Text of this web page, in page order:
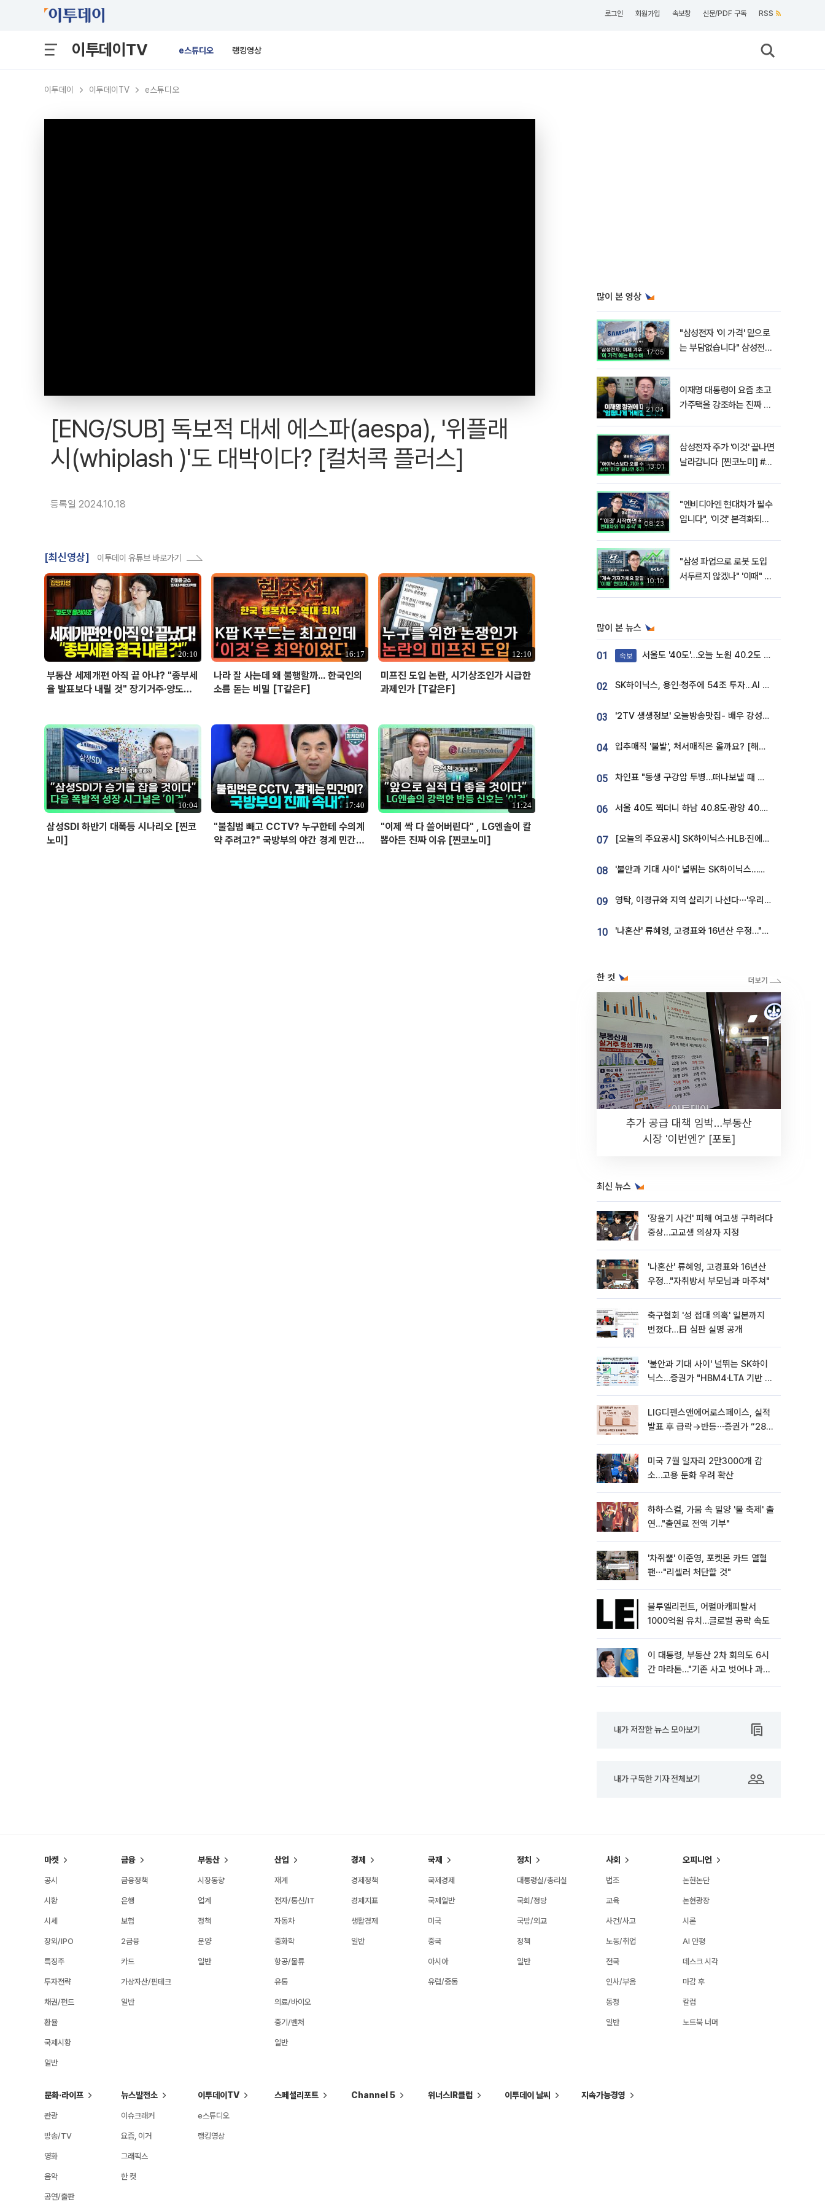
로그인 회원가입 속보창 신문/PDF 구독 RSS
이투데이TV e스튜디오 랭킹영상
이투데이 이투데이TV e스튜디오
[ENG/SUB] 독보적 대세 에스파(aespa), '위플래
시(whiplash )'도 대박이다? [컬처콕 플러스]
등록일 2024.10.18
[최신영상] 이투데이 유튜브 바로가기
20:10
부동산 세제개편 아직 끝 아냐? "종부세
율 발표보다 내릴 것" 장기거주·양도세
16:17
나라 잘 사는데 왜 불행할까... 한국인의
소름 돋는 비밀 [T같은F]
12:10
미프진 도입 논란, 시기상조인가 시급한
과제인가 [T같은F]
10:04
삼성SDI 하반기 대폭등 시나리오 [찐코
노미]
17:40
"불침범 빼고 CCTV? 누구한테 수의계
약 주려고?" 국방부의 야간 경계 민간
11:24
"이제 싹 다 쓸어버린다" , LG엔솔이 칼
뽑아든 진짜 이유 [찐코노미]
많이 본 영상
17:05
"삼성전자 '이 가격' 밑으로
는 부담없습니다" 삼성전자
21:04
이재명 대통령이 요즘 초고
가주택을 강조하는 진짜 이
13:01
삼성전자 주가 '이것' 끝나면
날라갑니다 [찐코노미] #반
08:23
"엔비디아엔 현대차가 필수
입니다", '이것' 본격화되면
10:10
"삼성 파업으로 로봇 도입
서두르지 않겠나" '이때" 현
많이 본 뉴스
01 속보 서울도 '40도'…오늘 노원 40.2도 기록
02 SK하이닉스, 용인·청주에 54조 투자…AI 메모리 생산기지 키운다
03 '2TV 생생정보' 오늘방송맛집- 배우 강성진 단골! 쌀국수ㆍ푸팟퐁 커리 맛집 '블○○○'
04 입추매직 '불발', 처서매직은 올까요? [해시태그]
05 차인표 "동생 구강암 투병…떠나보낼 때 가장 힘들었다”
06 서울 40도 찍더니 하남 40.8도·광양 40.2도…전국 '펄펄'
07 [오늘의 주요공시] SK하이닉스·HLB·진에어·포스코홀딩스·네이버·대우건설 등
08 '불안과 기대 사이' 널뛰는 SK하이닉스…증권가 "HBM4·LTA 기반 펀터멘털 견고"
09 영탁, 이경규와 지역 살리기 나선다⋯'우리동네 전성시대' 8일 첫방
10 '나혼산' 류혜영, 고경표와 16년산 우정…"자취방서 부모님과 마주쳐"
한 컷
추가 공급 대책 임박…부동산
시장 '이번엔?' [포토]
최신 뉴스
'장윤기 사건' 피해 여고생 구하려다
중상…고교생 의상자 지정
'나혼산' 류혜영, 고경표와 16년산
우정…"자취방서 부모님과 마주쳐"
축구협회 '성 접대 의혹' 일본까지
번졌다…日 심판 실명 공개
'불안과 기대 사이' 널뛰는 SK하이
닉스…증권가 "HBM4·LTA 기반 펀
LIG디펜스앤에어로스페이스, 실적
발표 후 급락→반등⋯증권가 “28년
미국 7월 일자리 2만3000개 감
소…고용 둔화 우려 확산
하하·스컬, 가뭄 속 밀양 '물 축제' 출
연…"출연료 전액 기부"
'차쥐뿔' 이준영, 포켓몬 카드 열혈
팬⋯"리셀러 처단할 것"
블루엘리펀트, 어펄마캐피탈서
1000억원 유치…글로벌 공략 속도
이 대통령, 부동산 2차 회의도 6시
간 마라톤…"기존 사고 벗어나 과감
내가 저장한 뉴스 모아보기
내가 구독한 기자 전체보기
마켓
공시
시황
시세
장외/IPO
특징주
투자전략
채권/펀드
환율
국제시황
일반
금융
금융정책
은행
보험
2금융
카드
가상자산/핀테크
일반
부동산
시장동향
업계
정책
분양
일반
산업
재계
전자/통신/IT
자동차
중화학
항공/물류
유통
의료/바이오
중기/벤처
일반
경제
경제정책
경제지표
생활경제
일반
국제
국제경제
국제일반
미국
중국
아시아
유럽/중동
정치
대통령실/총리실
국회/정당
국방/외교
정책
일반
사회
법조
교육
사건/사고
노동/취업
전국
인사/부음
동정
일반
오피니언
논현논단
논현광장
시론
AI 만평
데스크 시각
마감 후
칼럼
노트북 너머
문화·라이프
관광
방송/TV
영화
음악
공연/출판
뉴스발전소
이슈크래커
요즘, 이거
그래픽스
한 컷
이투데이TV
e스튜디오
랭킹영상
스페셜리포트 Channel 5 위너스IR클럽 이투데이 날씨 지속가능경영